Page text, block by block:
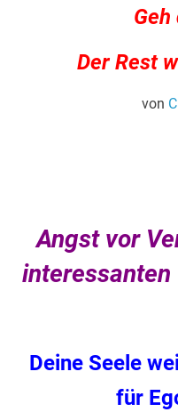
Geh
Der Rest
von
Angst vor
Deine Seele
für